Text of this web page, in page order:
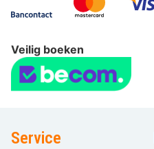
Veilig boeken
Service